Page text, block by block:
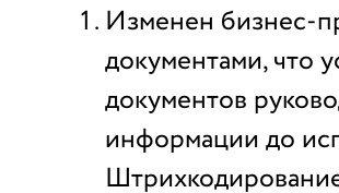
Изменен бизнес-
документами, что
документов
информации до